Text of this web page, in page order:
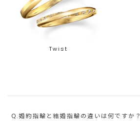
Twist
Q.婚約指輪と結婚指輪の違いは何ですか？